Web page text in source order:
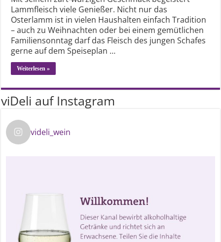
Lammfleisch viele Genießer. Nicht nur das
Osterlamm ist in vielen Haushalten einfach Tradition
– auch zu Weihnachten oder bei einem gemütlichen
Familiensonntag darf das Fleisch des jungen Schafes
gerne auf dem Speiseplan …
Weiterlesen »
viDeli auf Instagram
videli_wein